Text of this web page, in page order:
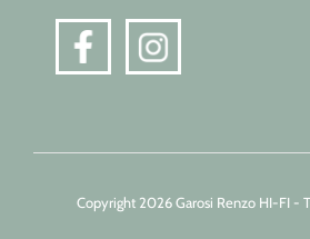
Copyright 2026 Garosi Renzo HI-FI -